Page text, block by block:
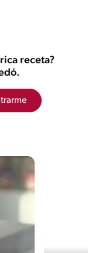
receta?